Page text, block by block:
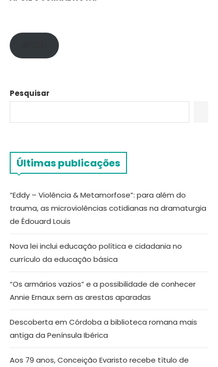
Pesquisar
Últimas publicações
“Eddy – Violência & Metamorfose”: para além do
trauma, as microviolências cotidianas na dramaturgia
de Édouard Louis
Nova lei inclui educação política e cidadania no
currículo da educação básica
“Os armários vazios” e a possibilidade de conhecer
Annie Ernaux sem as arestas aparadas
Descoberta em Córdoba a biblioteca romana mais
antiga da Península Ibérica
Aos 79 anos, Conceição Evaristo recebe título de